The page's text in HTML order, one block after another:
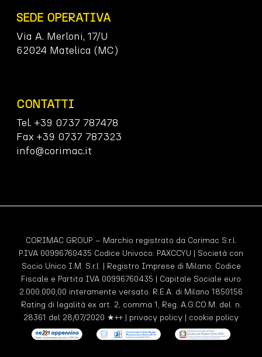
SEDE OPERATIVA
Via A. Merloni, 17/U
62024 Matelica (MC)
CONTATTI
Tel. +39 0737 787478
Fax +39 0737 787323
info@corimac.it
CORIMAC GROUP – Marchio registrato da Corimac S.r.l.
P.IVA 00996760435 Codice Univoco: PAXCCYU | Società con
Socio Unico I.M. S.r.l. | Registro Imprese di Milano: Codice
Fiscale e Partita IVA 00996760435 | Capitale Sociale euro
2.000.000,00 interamente versato. R.E.A. di Milano 1850156
Rating di legalità ex art. 2, comma 1, Reg. A.G.CO.M. del. n.
28361 del 28/07/2020 ★++ | privacy policy | cookie policy